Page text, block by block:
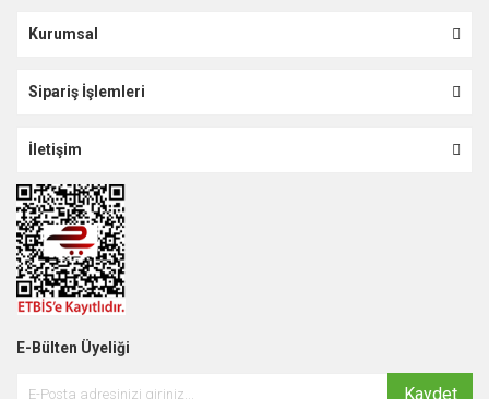
Kurumsal
Sipariş İşlemleri
İletişim
E-Bülten Üyeliği
Kaydet